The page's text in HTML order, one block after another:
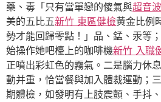
藥、毒「只有當單戀的傻氣與超音
美的五比五新竹 東區健檢黃金比例
勢才能回歸零點！」品、錳、汞等
始操作她吧檯上的咖啡機新竹 入職
正噴出彩虹色的霧氣。二是腦力休
動并重，恰當餐與加入體裁運動；
期體檢，如發明有上肢震顫、手抖